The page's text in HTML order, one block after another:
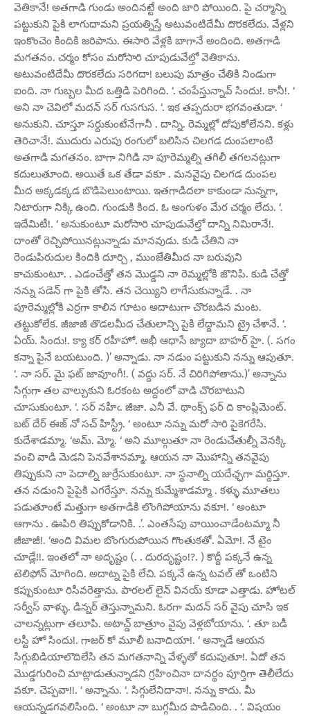
వెతికానే! అతగాడి గుండు అందినట్టే అంది జారి పోయింది. పై చర్మాన్ని
పట్టుకుని పైకి లాగుదామని ప్రయత్నిస్తే అటువంటిదేమీ దొరకలేదు. వేళ్లని
ఇంకొంచెం కిందికి జరిపాను. ఈసారి వేళ్లకి బాగానే అందింది. అతగాడి
మగతనం. చర్మం కోసం మరోసారి చూపుడువేల్తో వెతికాను.
అటువంటిదేమీ దొరకలేదు సరిగదా! బలుపు మాత్రం చేతికి నిండుగా
ఐంది. నా గుబ్బల మీద ఒత్తిడి పెరిగింది. ‘. చంపేస్తున్నావ్ సిందు!. కానీ!. ‘
అని నా చెవిలో మదన్ సర్ గుసగుస. ‘. ఇక తప్పదురా భగవంతుడా. ‘
అనుకుని. చూస్తూ సర్దుకుంటేనేగానీ . దాన్ని. రెమ్మల్లో దోపుకోలేనని. కళ్లు
తెరిచానే!. ముదురు ఎరుపు రంగులో బలిసిన చిలగడ దుంపలాంటి
అతగాడి మగతనం. బాగా నిగిడి నా పూరెమ్మల్ని తగిలీ తగలనట్లుగా
కదులుతూంది. అయితే ఒక తేడా వకూ . మనవైపు చిలగడ దుంపల
మీద అక్కడక్కడ బొడిపెలుంటాయి. ఇతగాడిదలా కాకుండా నున్నగా,
నిటారుగా నిక్కి ఉంది. గుండుకి కింద. ఓ అంగుళం మేర చర్మం లేదు. ‘.
ఇదేమిటీ!. ‘ అనుకుంటూ మరోసారి చూపుడువేల్తో దాన్ని నిమిరానే!.
దాంతో రెచ్చిపోయినట్లున్నాడు మానవుడు. కుడి చేతిని నా
రెండుపిరుదుల కిందికి దూర్చి , ముంజేతిమీద నా బరువుని
కాచుకుంటూ. . ఎడంచేత్తో తన మొడ్డని నా రెమ్మల్లోకి జొనిపి. కుడి చేత్తో
నన్ను సడెన్ గా పైకి తోసి. తన చెయ్యిని లాగేసుకున్నాడే. . నా
పూరెమ్మల్లోకి ఎర్రగా కాలిన గూటం అదాటుగా చొరబడిన మంట.
తట్టుకోలేక. జీజాజీ తొడలమీద చేతులాన్చి పైకి లేద్దామని ట్రై చేశానే. ‘.
ఏయ్. సిందు!. క్యా కర్ రహీహో. అభీ ఆధాసే జ్యాదా బాహర్ హై. (. సగం
కన్నా పైనే బయటుంది. )’ అన్నాడు. నా నడుం పట్టుకుని నన్ను ఆపుతూ.
‘. నా సర్. మై ఫట్ జావూంగీ!. ( వద్దు సర్. నే చిరిగిపోతాను.)’ అన్నాను
సిగ్గుగా తల వాల్చుకుని ఓరకంట అద్దంలో వాడి చొరబాటుని
చూసుకుంటూ. ‘. సర్ నహీఁ. జీజా. ఎనీ వే. థాంక్స్ ఫర్ ది కాంప్లిమెంట్.
బట్ దేర్ ఈజ్ నో సచ్ హిస్ట్రీ. ‘ అంటూ నన్ను మరో సారి పైకెగరేసి.
కుదేశాడమ్మా. ‘అమ్. మ్మో. ‘ అని మూల్గుతూ నా రెండుచేతుల్నీ వెనక్కి
వంచి వాడి మెడని పెనవేశానమ్మా. ఆయన నా మొహాన్ని తనవైపు
తిప్పుకుని నా పెదాల్ని జుర్రేసుకుంటూ. నా స్థనాల్ని యదేఛ్ఛగా మర్దిస్తూ.
తన నడుంని పైపైకి ఎగరేస్తూ. నన్ను కుమ్మేశాడమ్మా . కళ్ళు మూతలు
పడుతూంటే మత్తుగా అతగాడికి లొంగిపోయాను వకూ!. ‘ అంటూ
ఆగాను . ఊపిరి తిప్పుకోడానికి. .’. ఎంతసేపు వాయించాడేంటమ్మా నీ
జీజాజీ!. ‘అంది విమల బొంగురుపోయిన గొంతుకతో. ఏమో!. నే టైం
చూడ్లే!!. ఇంతలో నా అదృష్టం (. . దురదృష్టం!?. ) కొద్దీ పక్కనే ఉన్న
టెలిఫోన్ మోగింది. అదాట్న పైకి లేచి. పక్కనే ఉన్న టవల్ తో ఒంటిని
కప్పుకుంటూ రిసీవరెత్తాను. పారలల్ లైన్ వినయ్ కూడా ఎత్తాడు. హోటల్
సర్వీస్ వాళ్ళు. డిన్నర్ తెస్తున్నామని. ఓరగా మదన్ సర్ వైపు చూసి ఇక
చాలన్నట్లుగా తలూపి. అటాచ్డ్ బాత్రూం వైపు వెళ్లబోయాను. ‘. తూ బడీ
లస్టీ హో సిందు!. గాజర్ కో మూలీ బనాదియా!. ‘ అన్నాడే ఆయన
సిగ్గుబిడియాలొదిలేసి తన మగతనాన్ని వేళ్ళతో కదుపుతూ!. ఏదో తన
మొడ్డగురించి మాట్లాడుతున్నాడని గ్రహించినా దానర్థం పూర్తిగా తెలీలేదు
వకూ. చెప్పవా!!. ‘ అన్నాను. ‘. సిగ్గులేనిదానా!. నన్ను కాదు. మీ
ఆయన్నడగవలిసింది. ‘ అంటూ నా బుగ్గమీద పొడిచింది. . ‘. విషయం